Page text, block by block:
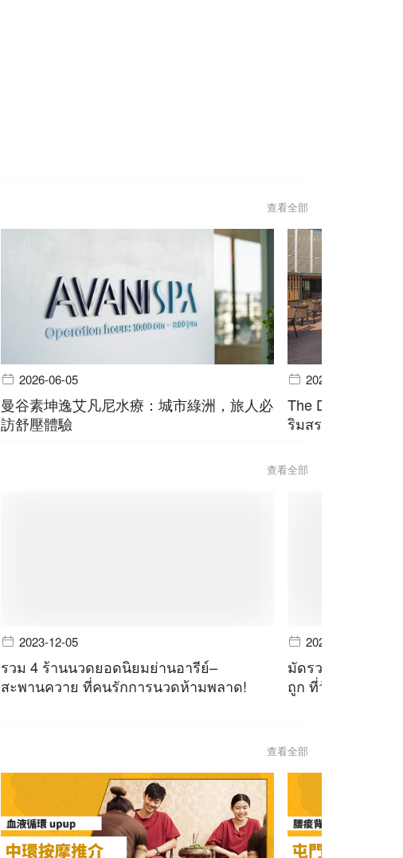
查看全部
2026-06-05
曼谷素坤逸艾凡尼水療：城市綠洲，旅人必
訪舒壓體驗
2026-06-05
The Deck @
ริมสระ สุขุมวิท บ
查看全部
2023-12-05
รวม 4 ร้านนวดยอดนิยมย่านอารีย์–
สะพานควาย ที่คนรักการนวดห้ามพลาด!
2023-11-28
มัดรวม 4 ร้านนว
ถูก ที่วัยรุ่นตัวตึงไ
查看全部